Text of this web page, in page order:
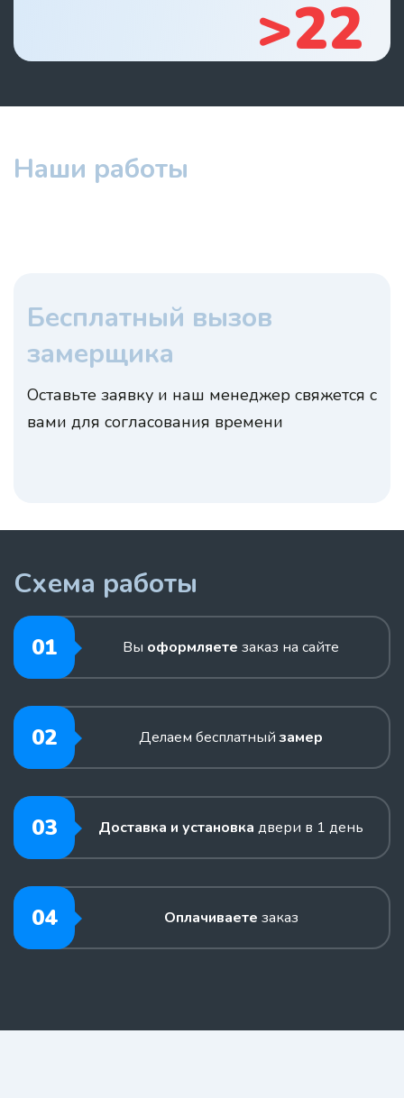
Наши работы
Бесплатный вызов
замерщика
Оставьте заявку и наш менеджер свяжется с
вами для согласования времени
Схема работы
01 Вы оформляете заказ на сайте
02 Делаем бесплатныйзамер
03 Доставка и установка двери в 1 день
04 Оплачиваете заказ